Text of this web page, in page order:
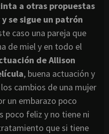
a otras propuestas
se sigue un patrón
caso una pareja que
de miel y en todo el
de Allison
, buena actuación y
cambios de una mujer
un embarazo poco
poco feliz y no tiene ni
que si tiene